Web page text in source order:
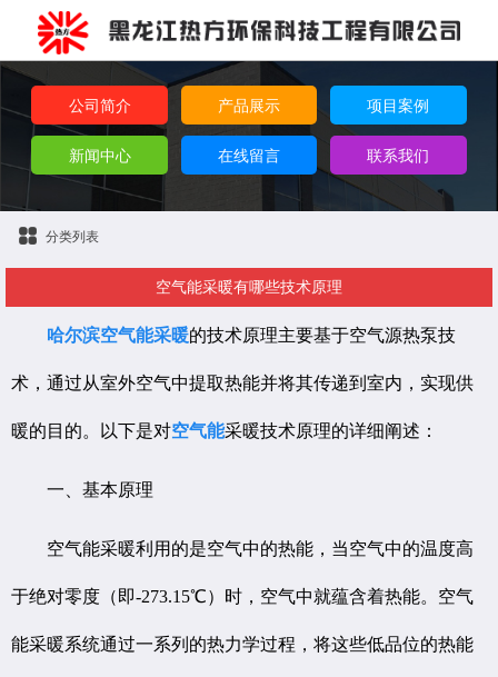
公司简介 产品展示 项目案例
新闻中心 在线留言 联系我们
分类列表
空气能采暖有哪些技术原理
哈尔滨空气能采暖的技术原理主要基于空气源热泵技
术，通过从室外空气中提取热能并将其传递到室内，实现供
暖的目的。以下是对空气能采暖技术原理的详细阐述：
一、基本原理
空气能采暖利用的是空气中的热能，当空气中的温度高
于绝对零度（即-273.15℃）时，空气中就蕴含着热能。空气
能采暖系统通过一系列的热力学过程，将这些低品位的热能